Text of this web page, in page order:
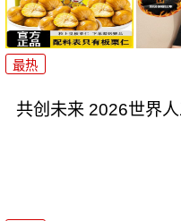
最热
共创未来 2026世界